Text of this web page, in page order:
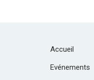
Accueil
Evénements